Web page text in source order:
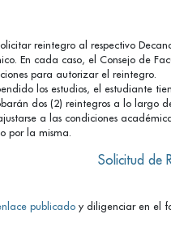
reintegro al respectivo
En cada caso, el Consejo de
para autorizar el reintegro.
los estudios, el estudiante
dos (2) reintegros a lo largo
a las condiciones
por la misma.
Solicitud de
publicadoy diligenciar en el